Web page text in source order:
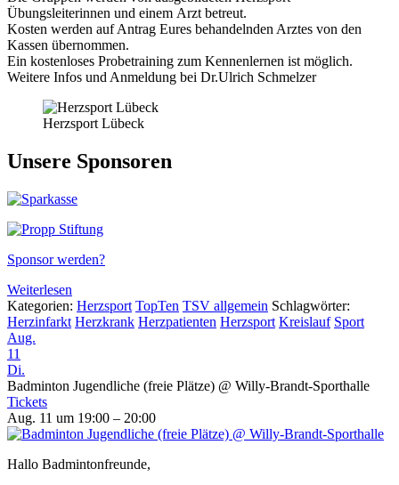
Übungsleiterinnen und einem Arzt betreut.
Kosten werden auf Antrag Eures behandelnden Arztes von den
Kassen übernommen.
Ein kostenloses Probetraining zum Kennenlernen ist möglich.
Weitere Infos und Anmeldung bei Dr.Ulrich Schmelzer
Herzsport Lübeck
Unsere Sponsoren
Sponsor werden?
Weiterlesen
Kategorien: Herzsport TopTen TSV allgemein Schlagwörter:
Herzinfarkt Herzkrank Herzpatienten Herzsport Kreislauf Sport
Aug.
11
Di.
Badminton Jugendliche (freie Plätze) @ Willy-Brandt-Sporthalle
Tickets
Aug. 11 um 19:00 – 20:00
Hallo Badmintonfreunde,